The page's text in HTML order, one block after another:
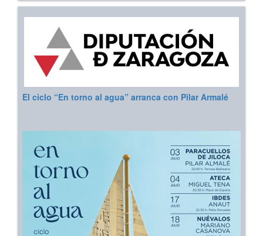
El ciclo “En torno al agua” arranca con Pilar Armalé